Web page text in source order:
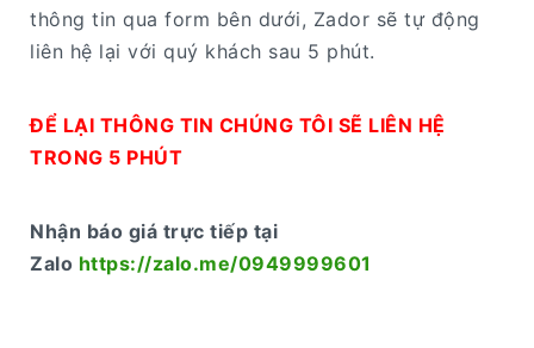
thông tin qua form bên dưới, Zador sẽ tự động
liên hệ lại với quý khách sau 5 phút.
ĐỂ LẠI THÔNG TIN CHÚNG TÔI SẼ LIÊN HỆ
TRONG 5 PHÚT
Nhận báo giá trực tiếp tại
Zalo https://zalo.me/0949999601